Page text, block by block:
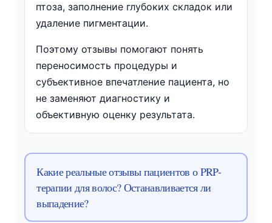
птоза, заполнение глубоких складок или
удаление пигментации.
Поэтому отзывы помогают понять
переносимость процедуры и
субъективное впечатление пациента, но
не заменяют диагностику и
объективную оценку результата.
Какие реальные отзывы пациентов о PRP-
терапии для волос? Останавливается ли
выпадение?